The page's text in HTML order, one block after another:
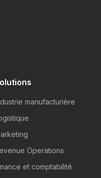
manufacturière
Operations
et comptabilité